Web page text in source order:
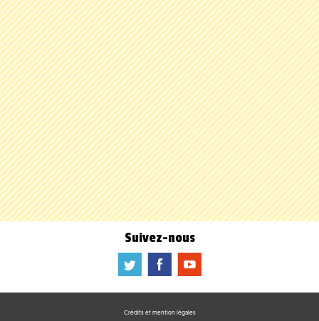
Suivez-nous
a b f
Crédits et mention légales